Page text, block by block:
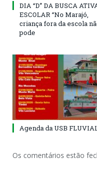
DIA “D” DA BUSCA
ESCOLAR “No Marajó,
criança fora da escola
pode
Agenda da USB
Os comentários estão